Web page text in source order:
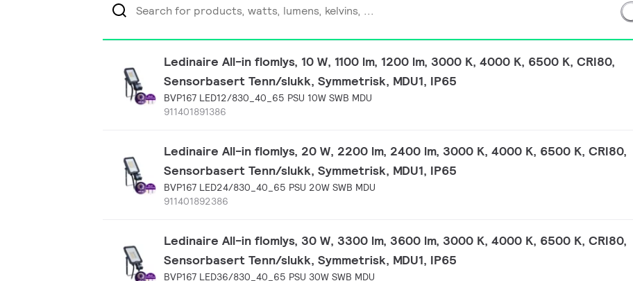
Ledinaire All-in flomlys, 10 W, 1100 lm, 1200 lm, 3000 K, 4000 K, 6500 K, CRI80,
Sensorbasert Tenn/slukk, Symmetrisk, MDU1, IP65
BVP167 LED12/830_40_65 PSU 10W SWB MDU
911401891386
Ledinaire All-in flomlys, 20 W, 2200 lm, 2400 lm, 3000 K, 4000 K, 6500 K, CRI80,
Sensorbasert Tenn/slukk, Symmetrisk, MDU1, IP65
BVP167 LED24/830_40_65 PSU 20W SWB MDU
911401892386
Ledinaire All-in flomlys, 30 W, 3300 lm, 3600 lm, 3000 K, 4000 K, 6500 K, CRI80,
Sensorbasert Tenn/slukk, Symmetrisk, MDU1, IP65
BVP167 LED36/830_40_65 PSU 30W SWB MDU